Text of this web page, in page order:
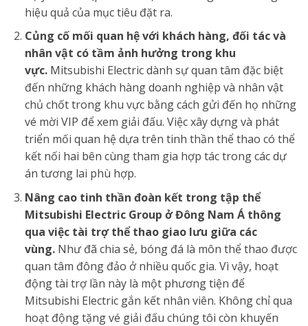
hiệu quả của mục tiêu đặt ra.
Củng cố mối quan hệ với khách hàng, đối tác và
nhân vật có tầm ảnh hưởng trong khu
vực.Mitsubishi Electric dành sự quan tâm đặc biệt
đến những khách hàng doanh nghiệp và nhân vật
chủ chốt trong khu vực bằng cách gửi đến họ những
vé mời VIP để xem giải đấu. Việc xây dựng và phát
triển mối quan hệ dựa trên tinh thần thể thao có thể
kết nối hai bên cùng tham gia hợp tác trong các dự
án tương lai phù hợp.
Nâng cao tinh thần đoàn kết trong tập thể
Mitsubishi Electric Group ở Đông Nam Á thông
qua việc tài trợ thể thao giao lưu giữa các
vùng. Như đã chia sẻ, bóng đá là môn thể thao được
quan tâm đông đảo ở nhiều quốc gia. Vì vậy, hoạt
động tài trợ lần này là một phương tiện để
Mitsubishi Electric gắn kết nhân viên. Không chỉ qua
hoạt động tặng vé giải đấu chúng tôi còn khuyến